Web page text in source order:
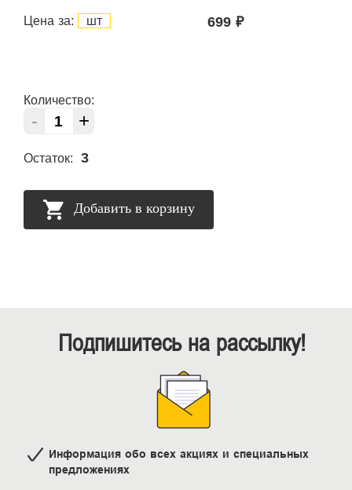
Цена за: шт 699 ₽
Количество:
- +
Остаток: 3
Добавить в корзину
Подпишитесь на рассылку!
Информация обо всех акциях и специальных
предложениях